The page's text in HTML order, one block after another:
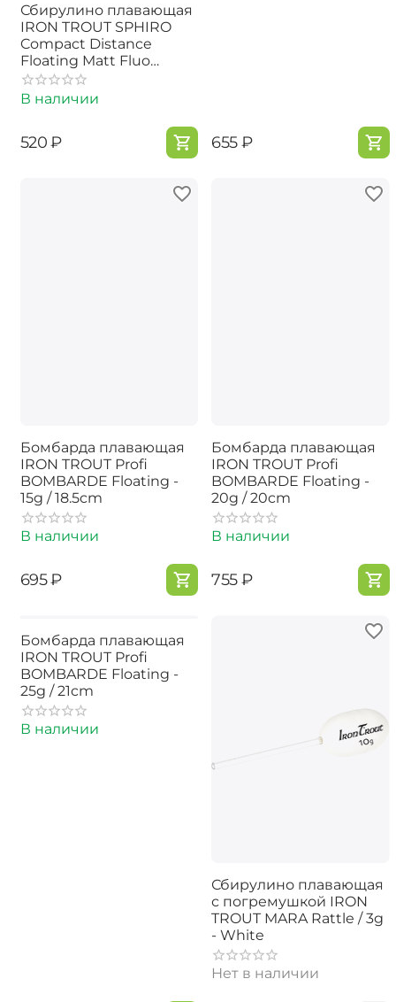
Сбирулино плавающая
IRON TROUT SPHIRO
Compact Distance
Floating Matt Fluo
Red/Orange - 35g
В наличии
‍520‍ ₽ ‍655‍₽
Бомбарда плавающая
IRON TROUT Profi
BOMBARDE Floating -
15g / 18.5cm
В наличии
‍695‍₽
Бомбарда плавающая
IRON TROUT Profi
BOMBARDE Floating -
20g / 20cm
В наличии
‍755‍₽
Бомбарда плавающая
IRON TROUT Profi
BOMBARDE Floating -
25g / 21cm
В наличии
Сбирулино плавающая
с погремушкой IRON
TROUT MARA Rattle / 3g
- White
Нет в наличии